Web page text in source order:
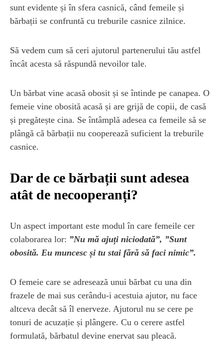
sunt evidente și în sfera casnică, când femeile și
bărbații se confruntă cu treburile casnice zilnice.
Să vedem cum să ceri ajutorul partenerului tău astfel
încât acesta să răspundă nevoilor tale.
Un bărbat vine acasă obosit și se întinde pe canapea. O
femeie vine obosită acasă și are grijă de copii, de casă
și pregătește cina. Se întâmplă adesea ca femeile să se
plângă că bărbații nu cooperează suficient la treburile
casnice.
Dar de ce bărbații sunt adesea
atât de necooperanți?
Un aspect important este modul în care femeile cer
colaborarea lor: ”Nu mă ajuți niciodată”, ”Sunt
obosită. Eu muncesc și tu stai fără să faci nimic”.
O femeie care se adresează unui bărbat cu una din
frazele de mai sus cerându-i acestuia ajutor, nu face
altceva decât să îl enerveze. Ajutorul nu se cere pe
tonuri de acuzație și plângere. Cu o cerere astfel
formulată, bărbatul devine enervat sau pleacă.